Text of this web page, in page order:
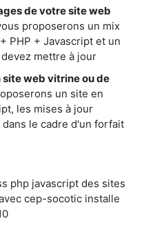
de votre site web
proposerons un mix
PHP + Javascript et un
mettre à jour
site web vitrine ou de
un site en
les mises à jour
le cadre d'un forfait